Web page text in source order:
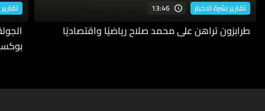
تقارير نشرة الاخبار 13:46
طرابزون تراهن على محمد صلاح رياضيًا واقتصاديًا